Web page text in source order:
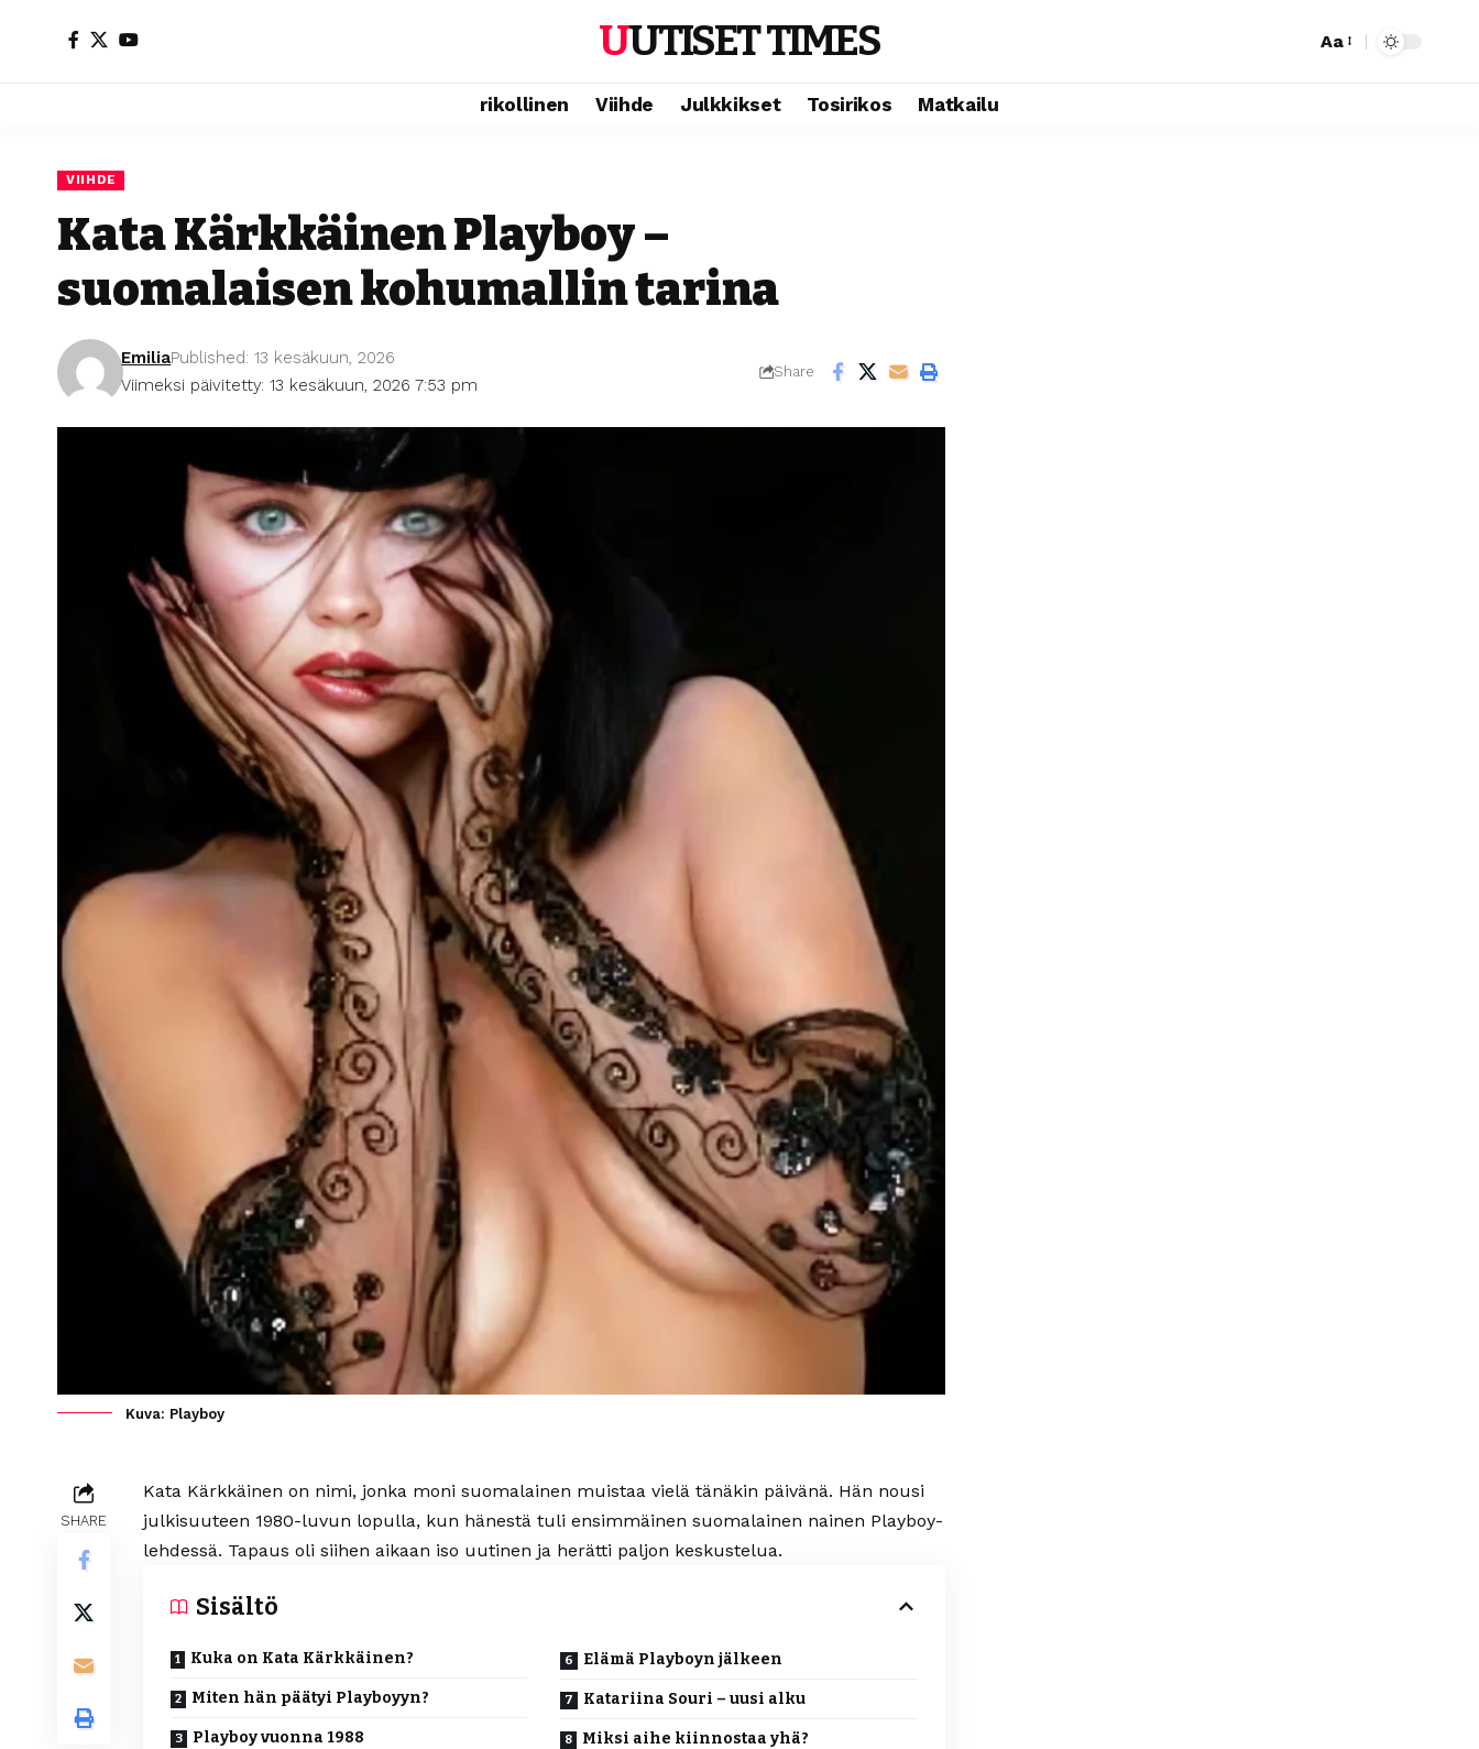
UUTISET TIMES Aa
rikollinen Viihde Julkkikset Tosirikos Matkailu
VIIHDE
Kata Kärkkäinen Playboy –
suomalaisen kohumallin tarina
Viimeksi päivitetty: 13 kesäkuun, 2026 7:53 pm
EmiliaPublished: 13 kesäkuun, 2026
Share
Kuva: Playboy
SHARE
Kata Kärkkäinen on nimi, jonka moni suomalainen muistaa vielä tänäkin päivänä. Hän nousi
julkisuuteen 1980-luvun lopulla, kun hänestä tuli ensimmäinen suomalainen nainen Playboy-
lehdessä. Tapaus oli siihen aikaan iso uutinen ja herätti paljon keskustelua.
Sisältö
Kuka on Kata Kärkkäinen?
Miten hän päätyi Playboyyn?
Playboy vuonna 1988
Elämä Playboyn jälkeen
Katariina Souri – uusi alku
Miksi aihe kiinnostaa yhä?